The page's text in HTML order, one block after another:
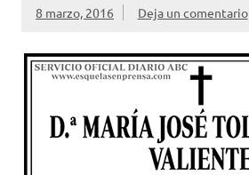
8 marzo, 2016 Deja un comentario